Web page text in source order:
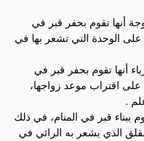
أنها تقوم بحفر قبر في
على الوحدة التي تشعر بها في
أنها تقوم بحفر قبر في
على اقتراب موعد زواجها،
.
ببناء قبر في المنام، في ذلك
الذي يشعر به الرائي في